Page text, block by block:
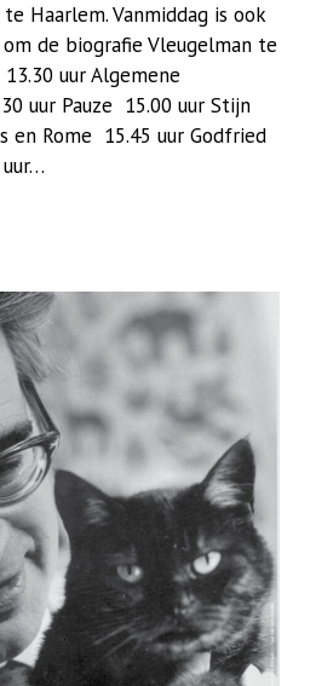
Haarlem. Vanmiddag is ook
de biografie Vleugelman te
uur Algemene
uur Pauze 15.00 uur Stijn
en Rome 15.45 uur Godfried